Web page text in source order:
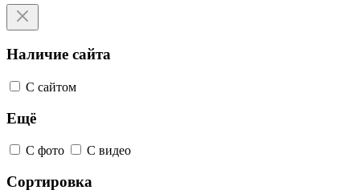
Наличие сайта
С сайтом
Ещё
С фото С видео
Сортировка